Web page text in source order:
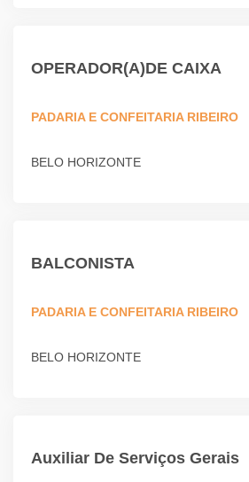
OPERADOR(A)DE CAIXA
PADARIA E CONFEITARIA RIBEIRO
BELO HORIZONTE
BALCONISTA
PADARIA E CONFEITARIA RIBEIRO
BELO HORIZONTE
Auxiliar De Serviços Gerais